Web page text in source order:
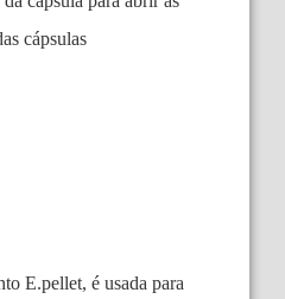
cápsulas
E.pellet, é usada para